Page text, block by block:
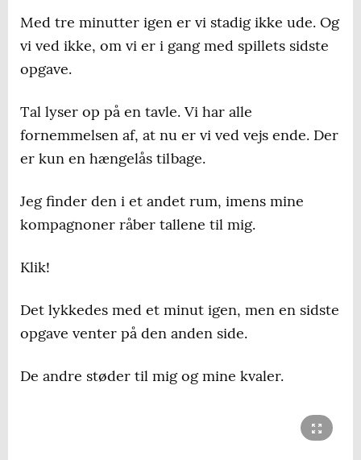
Med tre minutter igen er vi stadig ikke ude. Og
vi ved ikke, om vi er i gang med spillets sidste
opgave.
Tal lyser op på en tavle. Vi har alle
fornemmelsen af, at nu er vi ved vejs ende. Der
er kun en hængelås tilbage.
Jeg finder den i et andet rum, imens mine
kompagnoner råber tallene til mig.
Klik!
Det lykkedes med et minut igen, men en sidste
opgave venter på den anden side.
De andre støder til mig og mine kvaler.